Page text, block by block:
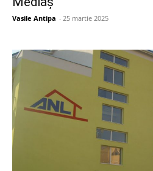
Vasile Antipa - 25 martie 2025